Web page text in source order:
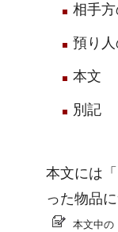
相手
預り
本文
別記
本文には
った物品
本文中の